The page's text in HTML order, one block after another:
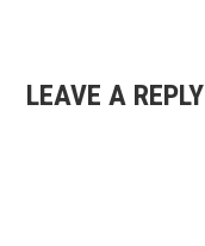
LEAVE A REPLY